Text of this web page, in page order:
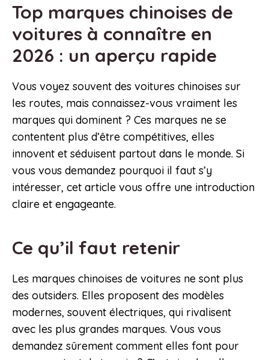
Top marques chinoises de
voitures à connaître en
2026 : un aperçu rapide
Vous voyez souvent des voitures chinoises sur
les routes, mais connaissez-vous vraiment les
marques qui dominent ? Ces marques ne se
contentent plus d’être compétitives, elles
innovent et séduisent partout dans le monde. Si
vous vous demandez pourquoi il faut s’y
intéresser, cet article vous offre une introduction
claire et engageante.
Ce qu’il faut retenir
Les marques chinoises de voitures ne sont plus
des outsiders. Elles proposent des modèles
modernes, souvent électriques, qui rivalisent
avec les plus grandes marques. Vous vous
demandez sûrement comment elles font pour